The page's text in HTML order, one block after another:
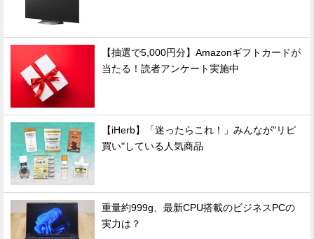
【抽選で5,000円分】Amazonギフトカードが
当たる！読者アンケート実施中
【iHerb】「迷ったらこれ！」みんなが"リピ
買い"している人気商品
重量約999g、最新CPU搭載のビジネスPCの
実力は？